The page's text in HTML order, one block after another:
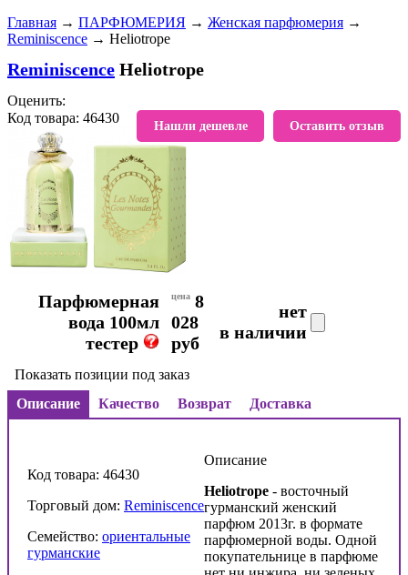
Главная → ПАРФЮМЕРИЯ → Женская парфюмерия →
Reminiscence → Heliotrope
Reminiscence Heliotrope
Оставить отзыв
Нашли дешевле
Оценить:
Код товара: 46430
В избранное
Парфюмерная
вода 100мл
тестер
цена 8
028
руб
нет
в наличии
Показать позиции под заказ
Описание
Качество Возврат Доставка
Код товара: 46430
Торговый дом: Reminiscence
Семейство: ориентальные
гурманские
Описание
Heliotrope - восточный
гурманский женский
парфюм 2013г. в формате
парфюмерной воды. Одной
покупательнице в парфюме